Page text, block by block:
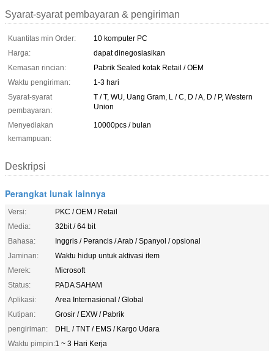
Syarat-syarat pembayaran & pengiriman
Kuantitas min Order:
10 komputer PC
Harga:
dapat dinegosiasikan
Kemasan rincian:
Pabrik Sealed kotak Retail / OEM
Waktu pengiriman:
1-3 hari
Syarat-syarat
pembayaran:
T / T, WU, Uang Gram, L / C, D / A, D / P, Western
Union
Menyediakan
kemampuan:
10000pcs / bulan
Deskripsi
Perangkat lunak lainnya
Versi:
PKC / OEM / Retail
Media:
32bit / 64 bit
Bahasa:
Inggris / Perancis / Arab / Spanyol / opsional
Jaminan:
Waktu hidup untuk aktivasi item
Merek:
Microsoft
Status:
PADA SAHAM
Aplikasi:
Area Internasional / Global
Kutipan:
Grosir / EXW / Pabrik
pengiriman:
DHL / TNT / EMS / Kargo Udara
Waktu pimpin:1 ~ 3 Hari Kerja